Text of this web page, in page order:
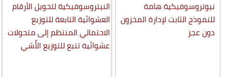
نيوتروسوفيكية هامة
للنموذج الثابت لإدارة المخزون
دون عجز
النيتروسوفيكية لتحويل الأرقام
العشوائية التابعة للتوزيع
الاحتمالي المنتظم إلى متحولات
عشوائية تتبع للتوزيع الأُسّي